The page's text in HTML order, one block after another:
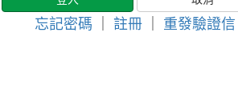
忘記密碼 ｜ 註冊 ｜ 重發驗證信